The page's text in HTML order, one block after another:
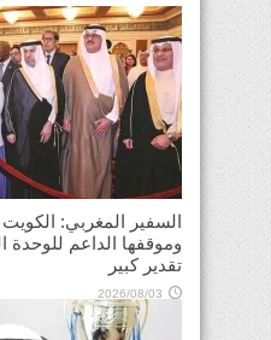
السفير المغربي:
وموقفها الداعم للوحدة
تقدير كبير
2026/08/03